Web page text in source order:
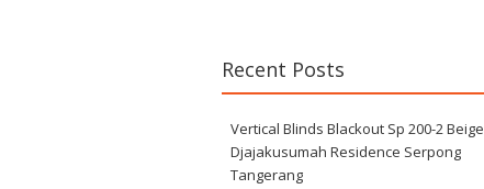
Recent Posts
Vertical Blinds Blackout Sp 200-2 Beige
Djajakusumah Residence Serpong
Tangerang